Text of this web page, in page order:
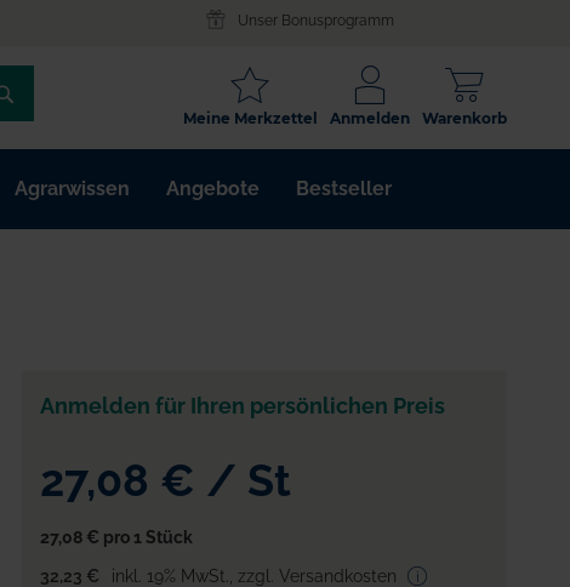
Unser Bonusprogramm
/
ARTIKELNR.
/
Warenkorb
Anmelden
Meine Merkzettel
Agrarwissen Angebote Bestseller
Anmelden für Ihren persönlichen Preis
27,08 € / St
27,08 € pro 1 Stück
32,23 €
inkl. 19% MwSt. zzgl. Versandkosten